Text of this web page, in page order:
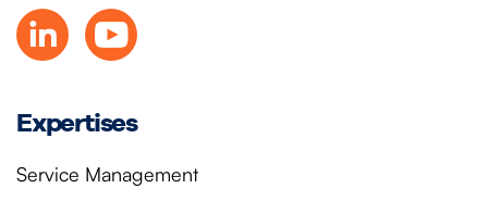
Expertises
Service Management